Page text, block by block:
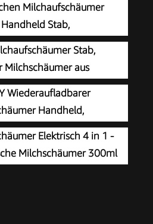
Milchaufschäumer
Stab,
Stab,
Milchschäumer aus
Batteriebetrieb und
inkl. 2 Batterien,
Wiederaufladbarer
Handheld,
Kaffee-Aufschäumer,
Zauberstab,
Lattes Cappuccino,
Elektrisch 4 in 1 -
Milchschäumer 300ml
Latte